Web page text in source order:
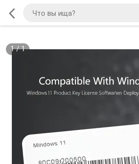
1/1